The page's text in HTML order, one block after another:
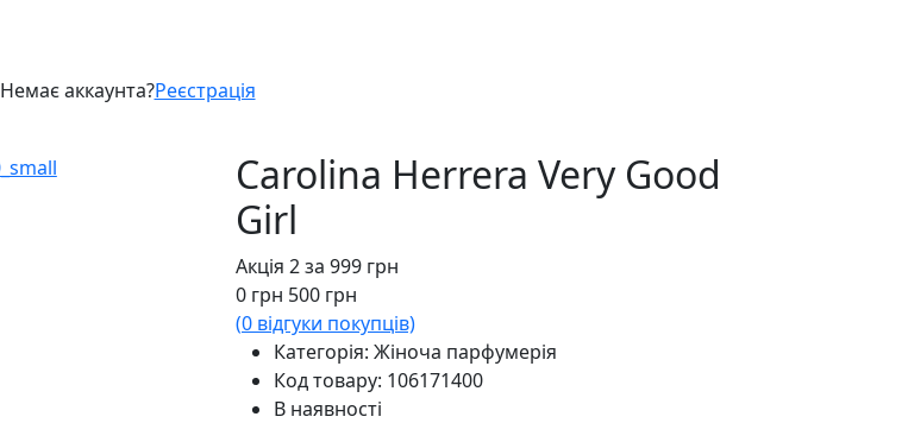
Немає аккаунта?Реєстрація
Carolina Herrera Very Good
Girl
Акція 2 за 999 грн
0 грн 500 грн
(0 відгуки покупців)
Категорія: Жіноча парфумерія
Код товару: 106171400
В наявності